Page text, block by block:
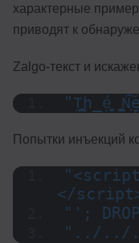
характерные
приводят к
Zalgo-текст и
"Ṯ̤͍̥͇͈h̲́e͏͓̼̗̙̼̣͔
Попытки инъекций
</
"';
"../../